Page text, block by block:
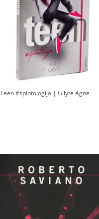
Teen #spintologija | Gilytė Agnė